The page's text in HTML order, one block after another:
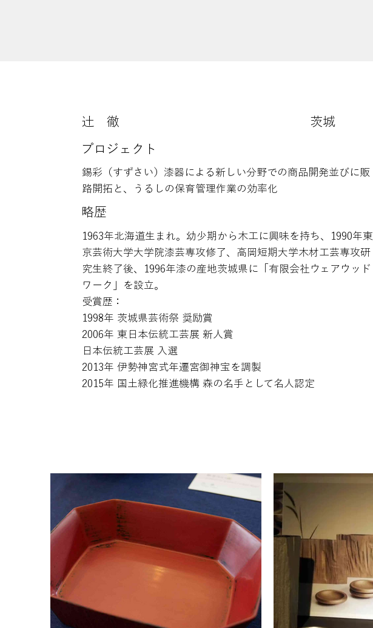
辻󠄀 徹 茨城
​プロジェクト
錫彩（すずさい）漆器による新しい分野での商品開発並びに販
路開拓と、うるしの保育管理作業の効率化
略歴
1963年北海道生まれ。幼少期から木工に興味を持ち、1990年東
京芸術大学大学院漆芸専攻修了、高岡短期大学木材工芸専攻研
究生終了後、1996年漆の産地茨城県に「有限会社ウェアウッド
ワーク」を設立。
受賞歴：
1998年 茨城県芸術祭 奨励賞
2006年 東日本伝統工芸展 新人賞
日本伝統工芸展 入選
2013年 伊勢神宮式年遷宮御神宝を調製
2015年 国土緑化推進機構 森の名手として名人認定